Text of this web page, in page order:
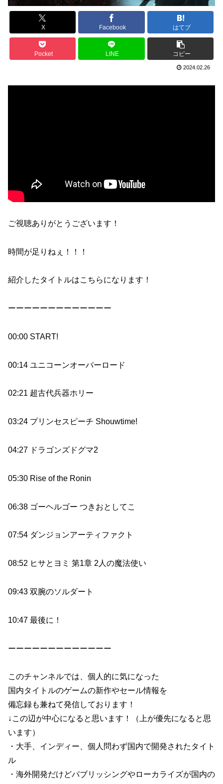
X Facebook はてブ
Pocket LINE コピー
2024.02.26
ご視聴ありがとうございます！
時間が足りねぇ！！！
紹介したタイトルはこちらになります！
ーーーーーーーーーーーーー
00:00 START!
00:14 ユニコーンオーバーロード
02:21 超古代兵器ホリー
03:24 プリンセスピーチ Shouwtime!
04:27 ドラゴンズドグマ2
05:30 Rise of the Ronin
06:38 ゴーヘルゴー つきおとしてこ
07:54 ダンジョンアーティファクト
08:52 ヒサとヨミ 第1章 2人の魔法使い
09:43 双腕のソルダート
10:47 最後に！
ーーーーーーーーーーーーー
このチャンネルでは、個人的に気になった
国内タイトルのゲームの新作やセール情報を
備忘録も兼ねて発信しております！
↓この辺が中心になると思います！（上が優先になると思
います）
・大手、インディー、個人問わず国内で開発されたタイト
ル
・海外開発だけどパブリッシングやローカライズが国内の